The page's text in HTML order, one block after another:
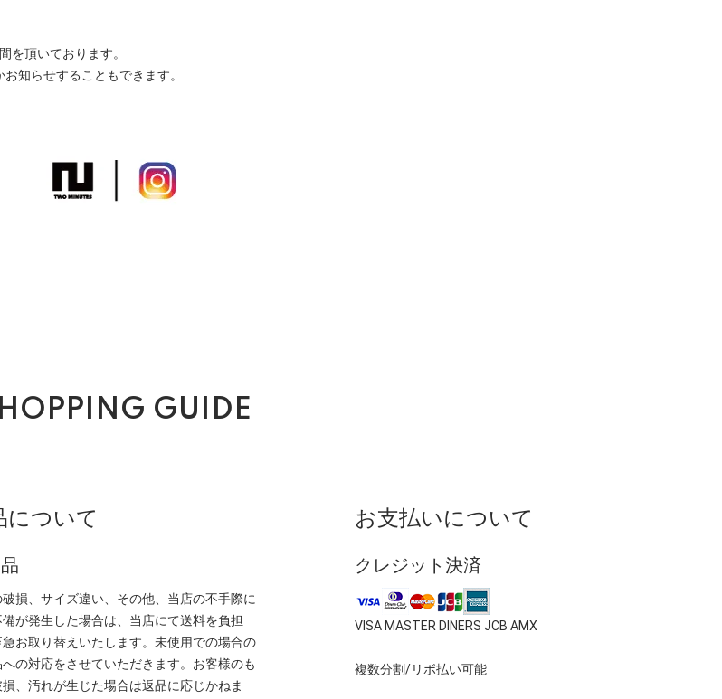
を頂いております。
知らせすることもできます。
GUIDE
について
損、サイズ違い、その他、当店の不手際に
備が発生した場合は、当店にて送料を負担
急お取り替えいたします。未使用での場合の
の対応をさせていただきます。お客様のも
損、汚れが生じた場合は返品に応じかねま
お支払いについて
クレジット決済
VISA MASTER DINERS JCB AMX
複数分割/リボ払い可能